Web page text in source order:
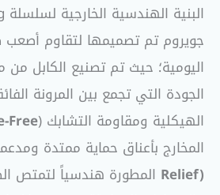
جويروم تم تصميمها لتقاوم
اليومية؛ حيث تم تصنيع الكابل من
الجودة التي تجمع بين المرونة
الهيكلية ومقاومة التشابك (Free
المخارج بأعناق حماية ممتدة
Relief) المطورة هندسياً لتمتص